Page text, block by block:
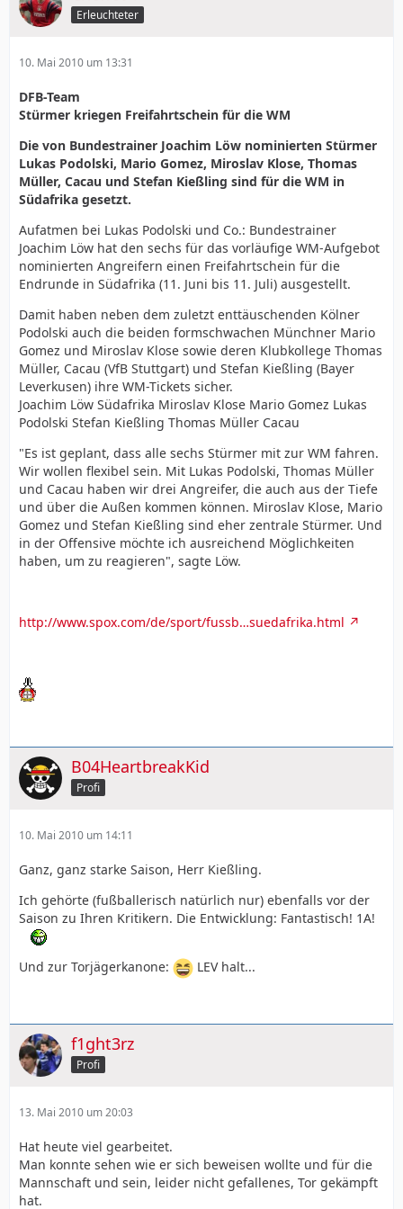
sogar Meister geworden, aber wir haben noch alle eine
Entwicklung vor uns und ich bin davon überzeugt, dass
werden.
Ich freue mich jetzt erstmal riesig auf die WM in
Südafrika. Das wird bestimmt ein tolles und
unvergessliches Erlebnis (Werde berichten). Danach
werde ich Urlaub mit meiner Familie machen, das Ziel
steht aber noch nicht fest.
Ich wünsche euch allen eine schöne Sommerpause und
sage Danke für eure Unterstützung, die wir weiterhin
brauchen. Bis nächste Saison und bis bald.
Euer Kies
Erleuchteter
10. Mai 2010 um 13:31
DFB-Team
Stürmer kriegen Freifahrtschein für die WM
Die von Bundestrainer Joachim Löw nominierten Stürmer
Lukas Podolski, Mario Gomez, Miroslav Klose, Thomas
Müller, Cacau und Stefan Kießling sind für die WM in
Südafrika gesetzt.
Aufatmen bei Lukas Podolski und Co.: Bundestrainer
Joachim Löw hat den sechs für das vorläufige WM-Aufgebot
nominierten Angreifern einen Freifahrtschein für die
Endrunde in Südafrika (11. Juni bis 11. Juli) ausgestellt.
Damit haben neben dem zuletzt enttäuschenden Kölner
Podolski auch die beiden formschwachen Münchner Mario
Gomez und Miroslav Klose sowie deren Klubkollege Thomas
Müller, Cacau (VfB Stuttgart) und Stefan Kießling (Bayer
Leverkusen) ihre WM-Tickets sicher.
Joachim Löw Südafrika Miroslav Klose Mario Gomez Lukas
Podolski Stefan Kießling Thomas Müller Cacau
"Es ist geplant, dass alle sechs Stürmer mit zur WM fahren.
Wir wollen flexibel sein. Mit Lukas Podolski, Thomas Müller
und Cacau haben wir drei Angreifer, die auch aus der Tiefe
und über die Außen kommen können. Miroslav Klose, Mario
Gomez und Stefan Kießling sind eher zentrale Stürmer. Und
in der Offensive möchte ich ausreichend Möglichkeiten
haben, um zu reagieren", sagte Löw.
http://www.spox.com/de/sport/fussb…suedafrika.html
B04HeartbreakKid
Profi
10. Mai 2010 um 14:11
Ganz, ganz starke Saison, Herr Kießling.
Ich gehörte (fußballerisch natürlich nur) ebenfalls vor der
Saison zu Ihren Kritikern. Die Entwicklung: Fantastisch! 1A!
Und zur Torjägerkanone: LEV halt...
f1ght3rz
Profi
13. Mai 2010 um 20:03
Hat heute viel gearbeitet.
Man konnte sehen wie er sich beweisen wollte und für die
Mannschaft und sein, leider nicht gefallenes, Tor gekämpft
hat.